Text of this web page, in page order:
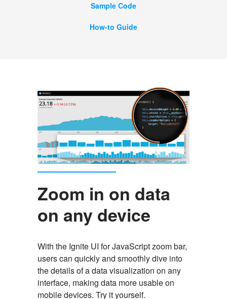
Sample Code
How-to Guide
Zoom in on data
on any device
With the Ignite UI for JavaScript zoom bar,
users can quickly and smoothly dive into
the details of a data visualization on any
interface, making data more usable on
mobile devices. Try it yourself.